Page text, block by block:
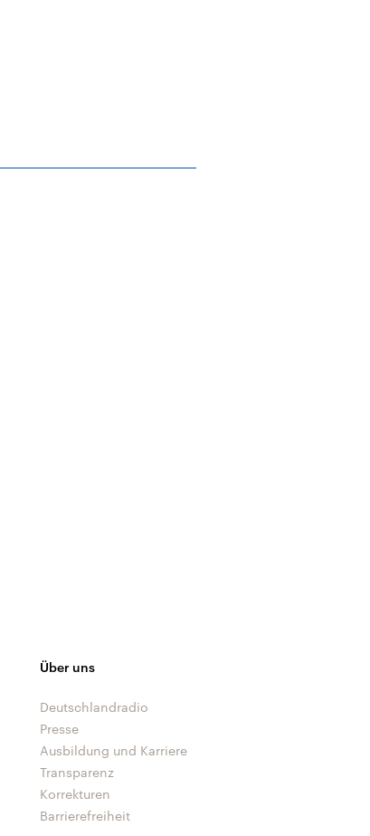
Über uns
Deutschlandradio
Presse
Ausbildung und Karriere
Transparenz
Korrekturen
Barrierefreiheit